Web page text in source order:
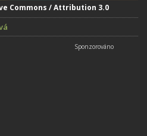
Commons / Attribution 3.0